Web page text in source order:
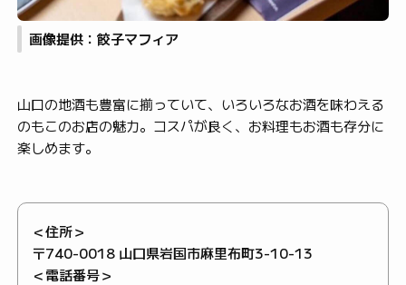
画像提供：餃子マフィア
山口の地酒も豊富に揃っていて、いろいろなお酒を味わえる
のもこのお店の魅力。コスパが良く、お料理もお酒も存分に
楽しめます。
＜住所＞
〒740-0018 山口県岩国市麻里布町3-10-13
＜電話番号＞